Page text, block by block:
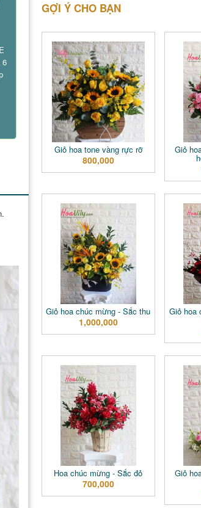
6
GỢI Ý CHO BẠN
Giỏ hoa tone vàng rực rỡ
800,000
Giỏ
Giỏ hoa chúc mừng - Sắc thu
1,000,000
Giỏ hoa
Hoa chúc mừng - Sắc đỏ
700,000
Giỏ